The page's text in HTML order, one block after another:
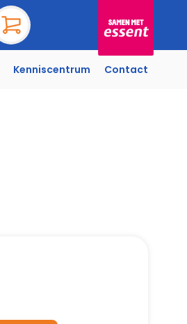
Kenniscentrum Contact